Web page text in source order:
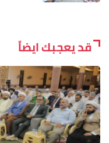
قد يعجبك ايضاً